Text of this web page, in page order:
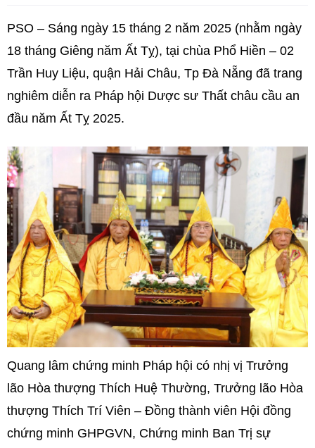
PSO – Sáng ngày 15 tháng 2 năm 2025 (nhằm ngày
18 tháng Giêng năm Ất Tỵ), tại chùa Phổ Hiền – 02
Trần Huy Liệu, quận Hải Châu, Tp Đà Nẵng đã trang
nghiêm diễn ra Pháp hội Dược sư Thất châu cầu an
đầu năm Ất Tỵ 2025.
Quang lâm chứng minh Pháp hội có nhị vị Trưởng
lão Hòa thượng Thích Huệ Thường, Trưởng lão Hòa
thượng Thích Trí Viên – Đồng thành viên Hội đồng
chứng minh GHPGVN, Chứng minh Ban Trị sự